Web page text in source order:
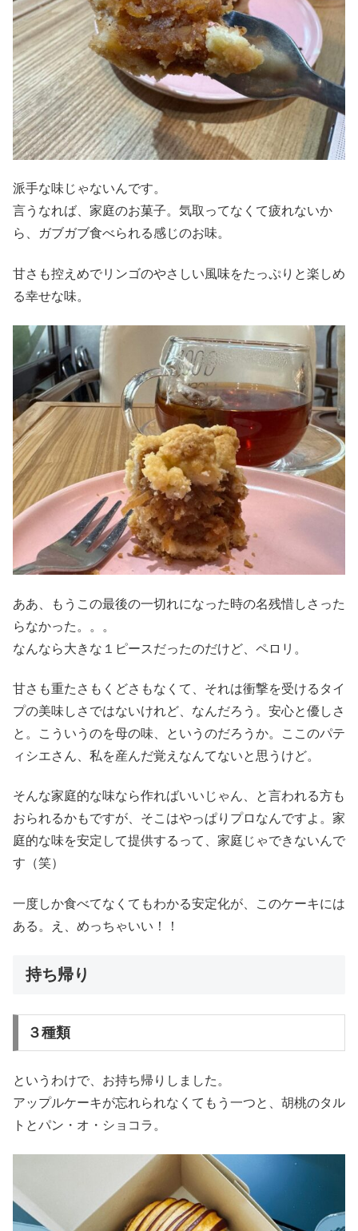
派手な味じゃないんです。
言うなれば、家庭のお菓子。気取ってなくて疲れないか
ら、ガブガブ食べられる感じのお味。
甘さも控えめでリンゴのやさしい風味をたっぷりと楽しめ
る幸せな味。
ああ、もうこの最後の一切れになった時の名残惜しさった
らなかった。。。
なんなら大きな１ピースだったのだけど、ペロリ。
甘さも重たさもくどさもなくて、それは衝撃を受けるタイ
プの美味しさではないけれど、なんだろう。安心と優しさ
と。こういうのを母の味、というのだろうか。ここのパテ
ィシエさん、私を産んだ覚えなんてないと思うけど。
そんな家庭的な味なら作ればいいじゃん、と言われる方も
おられるかもですが、そこはやっぱりプロなんですよ。家
庭的な味を安定して提供するって、家庭じゃできないんで
す（笑）
一度しか食べてなくてもわかる安定化が、このケーキには
ある。え、めっちゃいい！！
持ち帰り
３種類
というわけで、お持ち帰りしました。
アップルケーキが忘れられなくてもう一つと、胡桃のタル
トとパン・オ・ショコラ。